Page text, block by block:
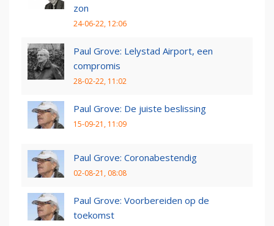
zon
24-06-22, 12:06
Paul Grove: Lelystad Airport, een
compromis
28-02-22, 11:02
Paul Grove: De juiste beslissing
15-09-21, 11:09
Paul Grove: Coronabestendig
02-08-21, 08:08
Paul Grove: Voorbereiden op de
toekomst